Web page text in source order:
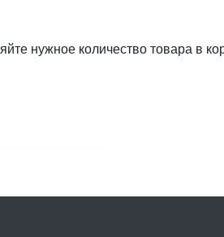
нужное количество товара в